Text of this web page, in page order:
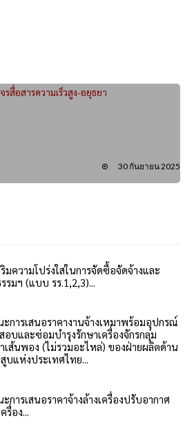
สื่อสารความเร็วสูง-อยุธยา
30 กันยายน 2025
ริมความโปร่งใสในการจัดซื้อจัดจ้างและ
มฯ (แบบ รร.1,2,3)...
การเสนอราคางานจ้างเหมาพร้อมอุปกรณ์
อบและซ่อมบำรุงรักษาเครื่องจักรกลุ่ม
เส้นพอง (ไม่รวมอะไหล่) ของฝ่ายผลิตด้าน
บแห่งประเทศไทย...
การเสนอราคาจ้างล้างเครื่องปรับอากาศ
รื่อง...